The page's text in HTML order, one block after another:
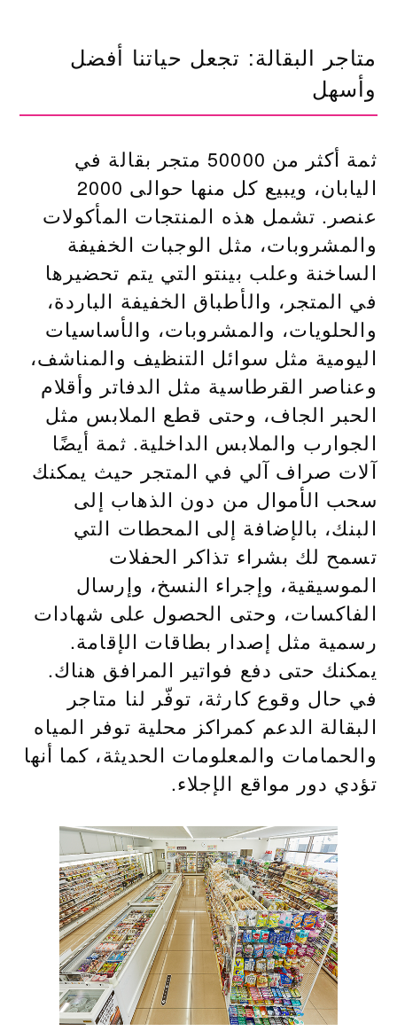
متاجر البقالة: تجعل حياتنا أفضل
وأسهل
ثمة أكثر من 50000 متجر بقالة في
اليابان، ويبيع كل منها حوالى 2000
عنصر. تشمل هذه المنتجات المأكولات
والمشروبات، مثل الوجبات الخفيفة
الساخنة وعلب بينتو التي يتم تحضيرها
في المتجر، والأطباق الخفيفة الباردة،
والحلويات، والمشروبات، والأساسيات
اليومية مثل سوائل التنظيف والمناشف،
وعناصر القرطاسية مثل الدفاتر وأقلام
الحبر الجاف، وحتى قطع الملابس مثل
الجوارب والملابس الداخلية. ثمة أيضًا
آلات صراف آلي في المتجر حيث يمكنك
سحب الأموال من دون الذهاب إلى
البنك، بالإضافة إلى المحطات التي
تسمح لك بشراء تذاكر الحفلات
الموسيقية، وإجراء النسخ، وإرسال
الفاكسات، وحتى الحصول على شهادات
رسمية مثل إصدار بطاقات الإقامة.
يمكنك حتى دفع فواتير المرافق هناك.
في حال وقوع كارثة، توفّر لنا متاجر
البقالة الدعم كمراكز محلية توفر المياه
والحمامات والمعلومات الحديثة، كما أنها
تؤدي دور مواقع الإجلاء.